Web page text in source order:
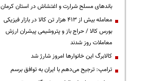
باندهای مسلح شرارت و اغتشاش در استان کرمان
معامله بیش از ۴۱۳ هزار تن کالا در بازار فیزیکی
بورس کالا / حراج باز و پتروشیمی پیشران ارزش
معاملات روز شدند
کالابرگ این خانوارها امروز شارژ شد
ترامپ: ترجیح می‌دهم با ایران به توافق برسم